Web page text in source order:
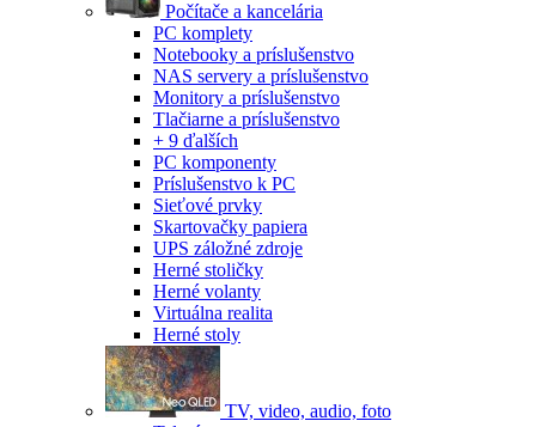
Počítače a kancelária
PC komplety
Notebooky a príslušenstvo
NAS servery a príslušenstvo
Monitory a príslušenstvo
Tlačiarne a príslušenstvo
+ 9 ďalších
PC komponenty
Príslušenstvo k PC
Sieťové prvky
Skartovačky papiera
UPS záložné zdroje
Herné stoličky
Herné volanty
Virtuálna realita
Herné stoly
TV, video, audio, foto